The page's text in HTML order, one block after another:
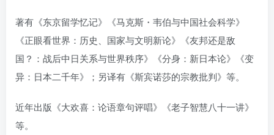
著有《东京留学忆记》《马克斯・韦伯与中国社会科学》
《正眼看世界：历史、国家与文明新论》《友邦还是敌
国？：战后中日关系与世界秩序》《分身：新日本论》《变
异：日本二千年》；另译有《斯宾诺莎的宗教批判》等。
近年出版《大欢喜：论语章句评唱》《老子智慧八十一讲》
等。